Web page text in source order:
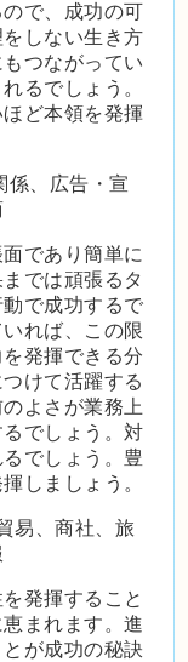
で、成功の可
しない生き方
つながってい
るでしょう。
ど本領を発揮
係、広告・宣
であり簡単に
では頑張るタ
で成功するで
れば、この限
発揮できる分
けて活躍する
よさが業務上
でしょう。対
でしょう。豊
しましょう。
易、商社、旅
発揮すること
まれます。進
が成功の秘訣